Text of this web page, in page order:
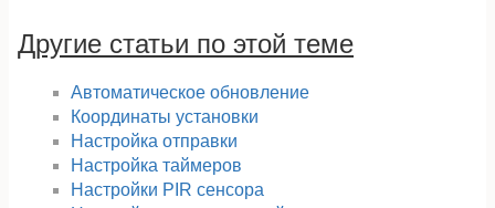
Другие статьи по этой теме
Автоматическое обновление
Координаты установки
Настройка отправки
Настройка таймеров
Настройки PIR сенсора